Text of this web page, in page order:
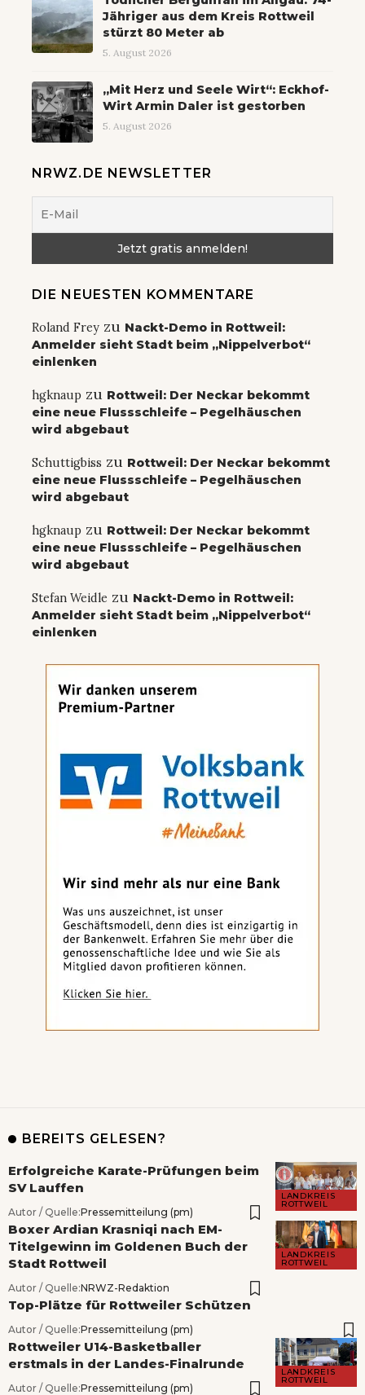
Jähriger aus dem Kreis Rottweil
stürzt 80 Meter ab
5. August 2026
„Mit Herz und Seele Wirt“: Eckhof-
Wirt Armin Daler ist gestorben
5. August 2026
NRWZ.DE NEWSLETTER
DIE NEUESTEN KOMMENTARE
Roland Frey zu Nackt-Demo in Rottweil:
Anmelder sieht Stadt beim „Nippelverbot“
einlenken
hgknaup zu Rottweil: Der Neckar bekommt
eine neue Flussschleife – Pegelhäuschen
wird abgebaut
Schuttigbiss zu Rottweil: Der Neckar bekommt
eine neue Flussschleife – Pegelhäuschen
wird abgebaut
hgknaup zu Rottweil: Der Neckar bekommt
eine neue Flussschleife – Pegelhäuschen
wird abgebaut
Stefan Weidle zu Nackt-Demo in Rottweil:
Anmelder sieht Stadt beim „Nippelverbot“
einlenken
BEREITS GELESEN?
LANDKREIS
ROTTWEIL
Erfolgreiche Karate-Prüfungen beim
SV Lauffen
Autor / Quelle:Pressemitteilung (pm)
LANDKREIS
ROTTWEIL
Boxer Ardian Krasniqi nach EM-
Titelgewinn im Goldenen Buch der
Stadt Rottweil
Autor / Quelle:NRWZ-Redaktion
Top-Plätze für Rottweiler Schützen
Autor / Quelle:Pressemitteilung (pm)
LANDKREIS
ROTTWEIL
Rottweiler U14-Basketballer
erstmals in der Landes-Finalrunde
Autor / Quelle:Pressemitteilung (pm)